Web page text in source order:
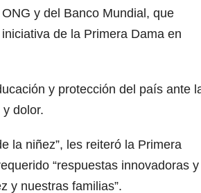
y del Banco Mundial, que
de la Primera Dama en
y protección del país ante
dolor.
la niñez”, les reiteró la Primera
“respuestas innovadoras y
y nuestras familias”.